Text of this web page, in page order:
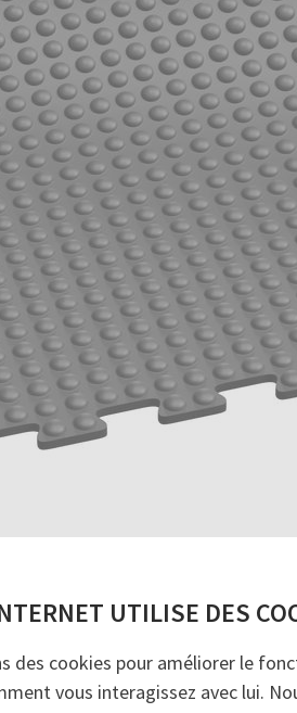
UTILISE DES
des cookies pour améliorer le
vous interagissez avec lui.
de contrôle, réceptions,